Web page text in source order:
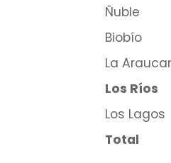
Ñuble
Biobío
La
Los Ríos
Los Lagos
Total